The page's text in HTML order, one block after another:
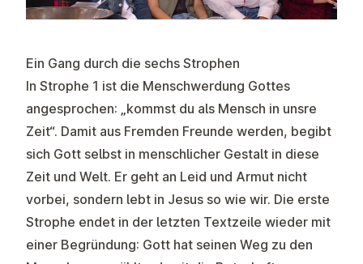
Ein Gang durch die sechs Strophen
In Strophe 1 ist die Menschwerdung Gottes
angesprochen: „kommst du als Mensch in unsre
Zeit“. Damit aus Fremden Freunde werden, begibt
sich Gott selbst in menschlicher Gestalt in diese
Zeit und Welt. Er geht an Leid und Armut nicht
vorbei, sondern lebt in Jesus so wie wir. Die erste
Strophe endet in der letzten Textzeile wieder mit
einer Begründung: Gott hat seinen Weg zu den